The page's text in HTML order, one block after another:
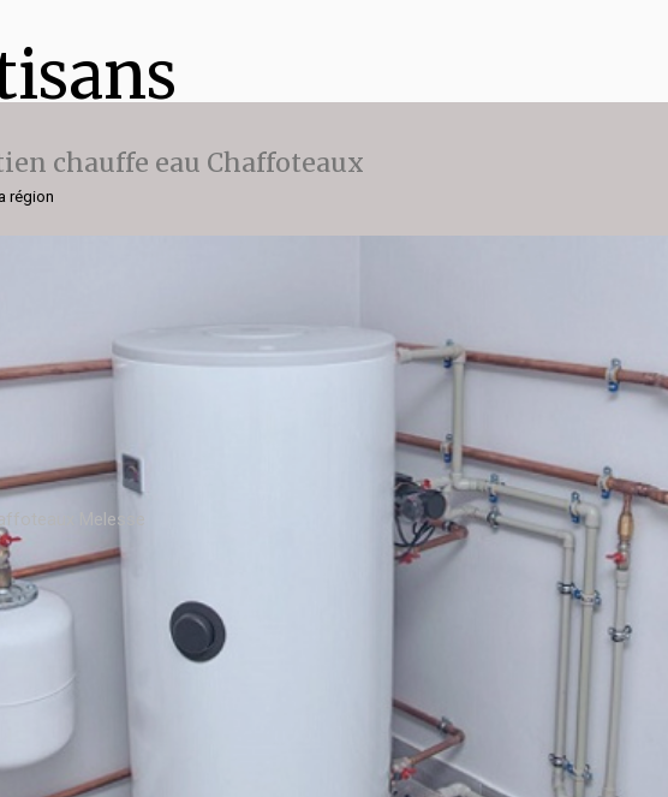
chauffe eau Chaffoteaux
région
Melesse